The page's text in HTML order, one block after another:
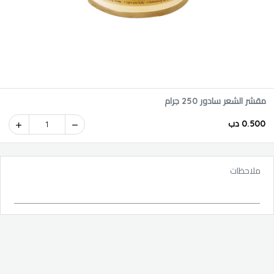
مقشر الشعر سادور 250 جرام
0.500 دب 1
ملاحظات